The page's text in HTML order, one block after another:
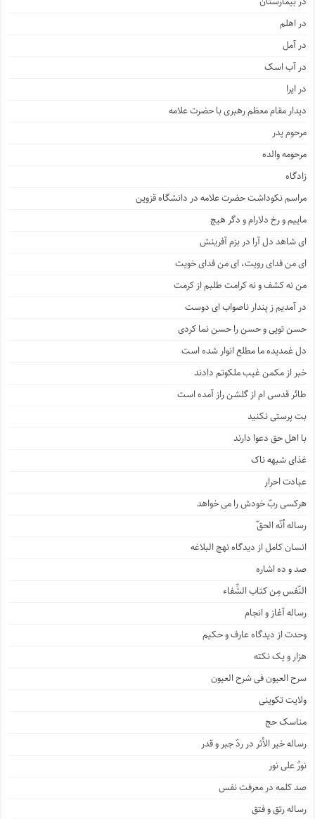
در اهلم
در آمل
در آب اسک
در ایرا
دیدار مقام معظم رهبری با حضرت علامه
مرحوم پدر
مرحومه والده
زادگاه
مراسم نکوداشت حضرت علامه در دانشگاه قزوین
ماییم و رخ دلارام و دگر هیچ
ای شاهد دل آرا در بزم آفرینش
ای من فدای رویت، ای من فدای خویت
من نه کشف و نه کرامت طلبم از کرمت
در آمدیم ز پندار ناصواب ای دوست
حسن تویی و حسن را حسن نما کردی
دل غمدیده ما مطلع انوار شده است
خبر از مکمن غیب ملکوتم دادند
طائر قدسی ام از گلشن راز آمده است
بت پرستی نکنید
با اهل حق دعوا دارند
غذای شبهه ناک
عبادت احرار
هرکسی ربّ خودش را می خواهد
رساله أنّه الحقّ
انسان کامل از دیدگاه نهج البلاغه
صد و ده اشاره
النّفس مِن کتاب الشِّفاء
رساله آغاز و انجام
وحدت از دیدگاه عارف و حکیم
هزار و یک نکته
سرح العیون فی شرح العیون
ولایت تکوینی
مناسک حج
رساله خیر الأثر در ردّ جبر و قدر
نورٌ علی نور
صد کلمه در معرفت نفس
رساله رتق و فتق